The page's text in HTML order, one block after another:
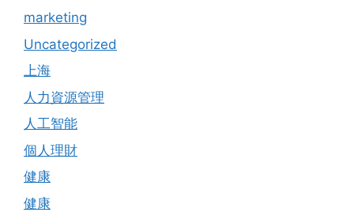
marketing
Uncategorized
上海
人力資源管理
人工智能
個人理財
健康
健康